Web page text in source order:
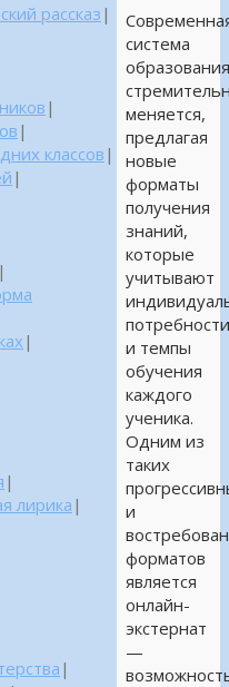
система
меняется,
предлагая
новые
форматы
получения
знаний,
которые
учитывают
и темпы
обучения
каждого
ученика.
Одним из
таких
и
форматов
является
онлайн-
экстернат
—
рассказ|
|
|
классов |
|
|
|
|
лирика |
|